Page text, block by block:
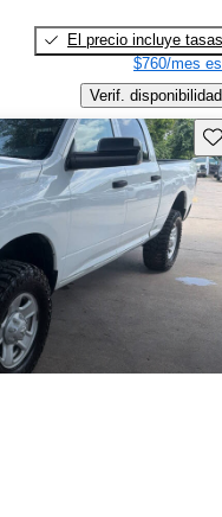
El precio incluye tasas
$760/mes
Verif. disponibilidad